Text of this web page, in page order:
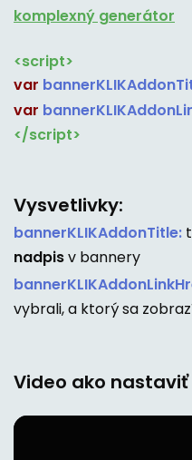
komplexný generátor
<script>
var
var
</script>
Vysvetlivky:
bannerKLIKAddonTitle:
nadpisv bannery
vybrali, a ktorý sa
Video ako